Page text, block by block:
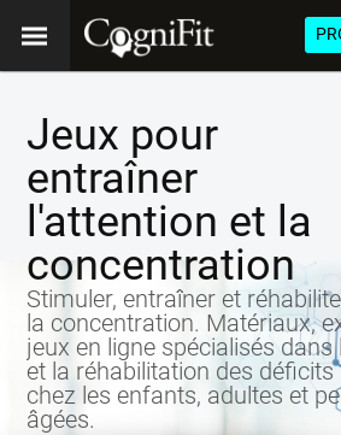
Jeux pour
entraîner
l'attention et la
concentration
Stimuler, entraîner et
la concentration. Matériaux,
jeux en ligne spécialisés
et la réhabilitation des
chez les enfants, adultes et
âgées.